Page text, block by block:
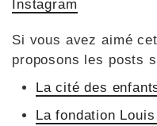
Instagram
Si vous avez aimé
proposons les posts
La cité des
La fondation